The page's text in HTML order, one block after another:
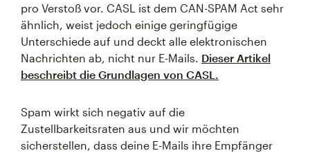
pro Verstoß vor. CASL ist dem CAN-SPAM Act sehr
ähnlich, weist jedoch einige geringfügige
Unterschiede auf und deckt alle elektronischen
Nachrichten ab, nicht nur E-Mails. Dieser Artikel
beschreibt die Grundlagen von CASL.
Spam wirkt sich negativ auf die
Zustellbarkeitsraten aus und wir möchten
sicherstellen, dass deine E-Mails ihre Empfänger